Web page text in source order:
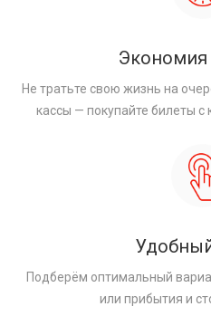
Не тратьте свою жизнь на
кассы — покупайте билеты
Подберём оптимальный
или прибытия и